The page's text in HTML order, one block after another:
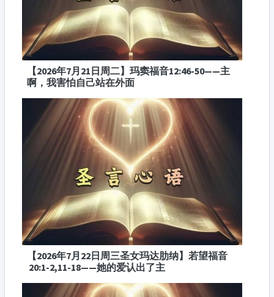
【2026年7月21日周二】玛窦福音12:46-50——主
啊，我害怕自己站在外面
【2026年7月22日周三圣女玛达肋纳】若望福音
20:1-2,11-18——她的爱认出了主